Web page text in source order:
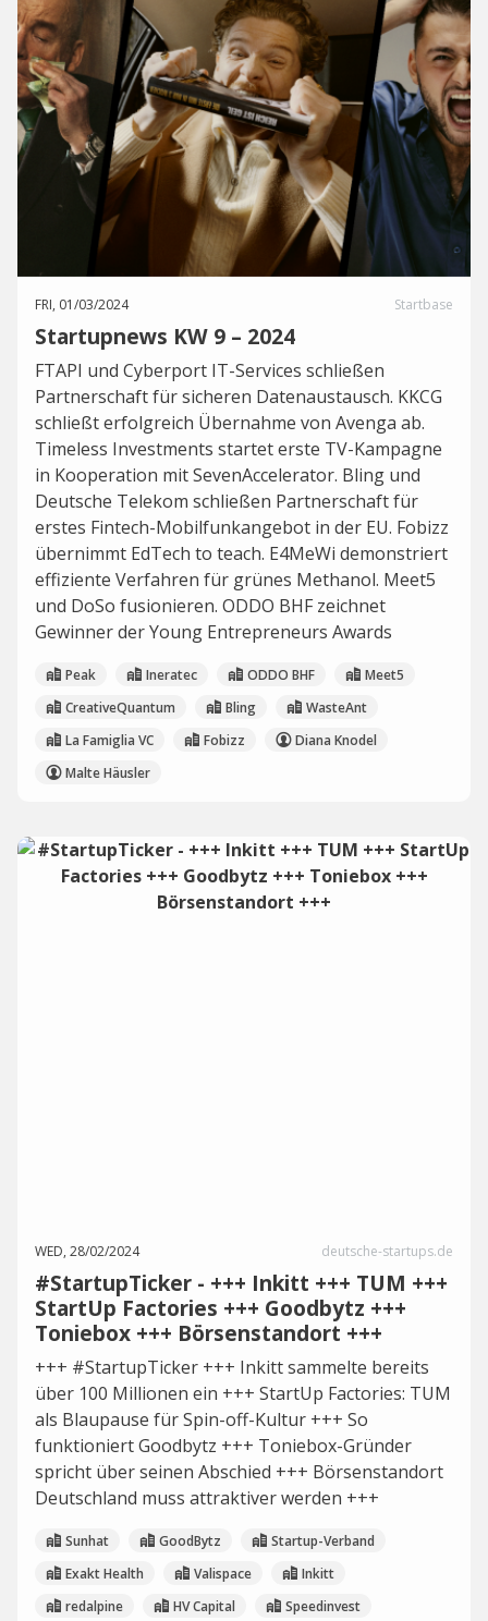
FRI, 01/03/2024 Startbase
Startupnews KW 9 – 2024
FTAPI und Cyberport IT-Services schließen
Partnerschaft für sicheren Datenaustausch. KKCG
schließt erfolgreich Übernahme von Avenga ab.
Timeless Investments startet erste TV-Kampagne
in Kooperation mit SevenAccelerator. Bling und
Deutsche Telekom schließen Partnerschaft für
erstes Fintech-Mobilfunkangebot in der EU. Fobizz
übernimmt EdTech to teach. E4MeWi demonstriert
effiziente Verfahren für grünes Methanol. Meet5
und DoSo fusionieren. ODDO BHF zeichnet
Gewinner der Young Entrepreneurs Awards
Peak Ineratec ODDO BHF
Meet5
CreativeQuantum
Bling
WasteAnt
La Famiglia VC
Fobizz
Diana Knodel
Malte Häusler
WED, 28/02/2024 deutsche-startups.de
#StartupTicker - +++ Inkitt +++ TUM +++
StartUp Factories +++ Goodbytz +++
Toniebox +++ Börsenstandort +++
+++ #StartupTicker +++ Inkitt sammelte bereits
über 100 Millionen ein +++ StartUp Factories: TUM
als Blaupause für Spin-off-Kultur +++ So
funktioniert Goodbytz +++ Toniebox-Gründer
spricht über seinen Abschied +++ Börsenstandort
Deutschland muss attraktiver werden +++
Sunhat GoodBytz
Startup-Verband
Exakt Health
Valispace
Inkitt
redalpine
HV Capital
Speedinvest